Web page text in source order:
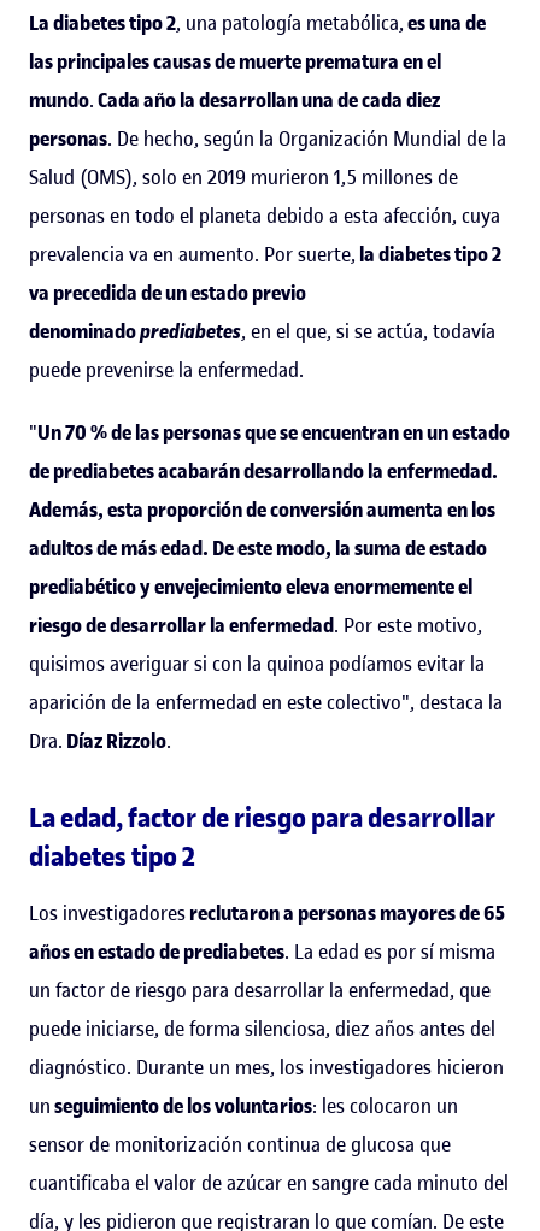
La diabetes tipo 2, una patología metabólica,es una de
las principales causas de muerte prematura en el
mundo.Cada año la desarrollan una de cada diez
personas. De hecho, según la Organización Mundial de la
Salud (OMS), solo en 2019 murieron 1,5 millones de
personas en todo el planeta debido a esta afección, cuya
prevalencia va en aumento. Por suerte, la diabetes tipo 2
va precedida de un estado previo
denominadoprediabetes, en el que, si se actúa, todavía
puede prevenirse la enfermedad.
"Un 70 % de las personas que se encuentran en un estado
de prediabetes acabarán desarrollando la enfermedad.
Además, esta proporción de conversión aumenta en los
adultos de más edad. De este modo, la suma de estado
prediabético y envejecimiento eleva enormemente el
riesgo de desarrollar la enfermedad. Por este motivo,
quisimos averiguar si con la quinoa podíamos evitar la
aparición de la enfermedad en este colectivo", destaca la
Dra. Díaz Rizzolo.
La edad, factor de riesgo para desarrollar
diabetes tipo 2
Los investigadoresreclutaron a personas mayores de 65
años en estado de prediabetes. La edad es por sí misma
un factor de riesgo para desarrollar la enfermedad, que
puede iniciarse, de forma silenciosa, diez años antes del
diagnóstico. Durante un mes, los investigadores hicieron
unseguimiento de los voluntarios: les colocaron un
sensor de monitorización continua de glucosa que
cuantificaba el valor de azúcar en sangre cada minuto del
día, y les pidieron que registraran lo que comían. De este